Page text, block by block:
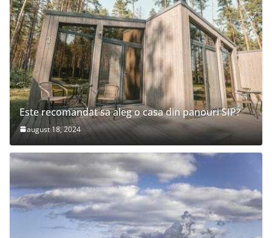
Este recomandat sa aleg o casa din panouri SIP?
august 18, 2024